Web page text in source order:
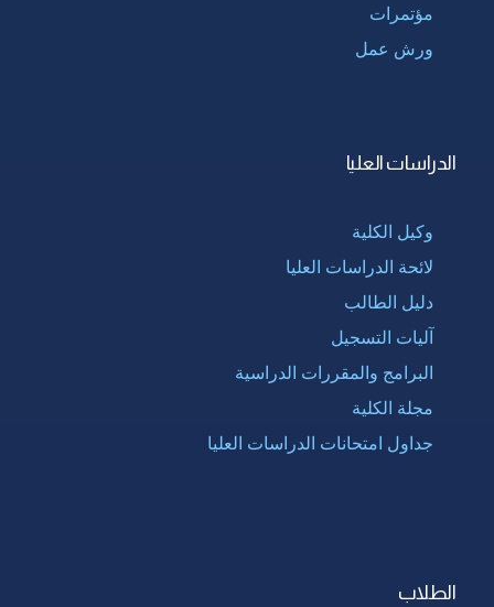
مؤتمرات
ورش عمل
الدراسات العليا
وكيل الكلية
لائحة الدراسات العليا
دليل الطالب
آليات التسجيل
البرامج والمقررات الدراسية
مجلة الكلية
جداول امتحانات الدراسات العليا
الطلاب